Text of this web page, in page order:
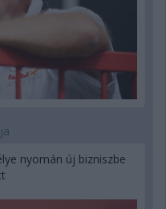
nyomán új bizniszbe